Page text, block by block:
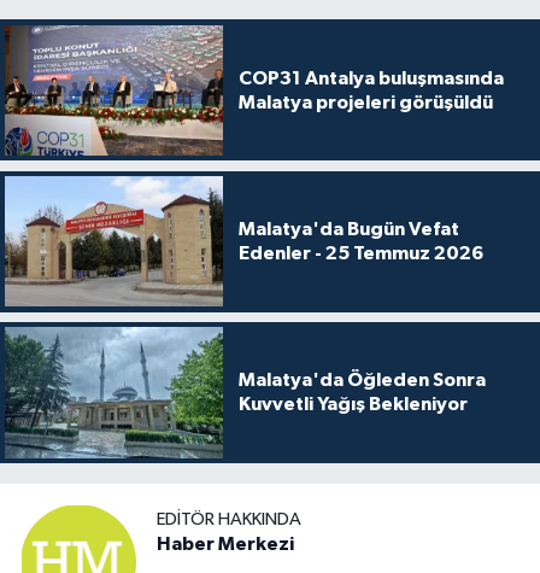
COP31 Antalya buluşmasında
Malatya projeleri görüşüldü
Malatya'da Bugün Vefat
Edenler - 25 Temmuz 2026
Malatya'da Öğleden Sonra
Kuvvetli Yağış Bekleniyor
EDITÖR HAKKINDA
Haber Merkezi